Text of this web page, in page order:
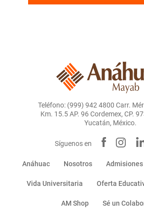
Teléfono: (999) 942 4800 Carr.
Km. 15.5 AP. 96 Cordemex, CP.
Yucatán, México.
Síguenos en
Anáhuac Nosotros Admisiones
Vida Universitaria Oferta
AM Shop Sé un